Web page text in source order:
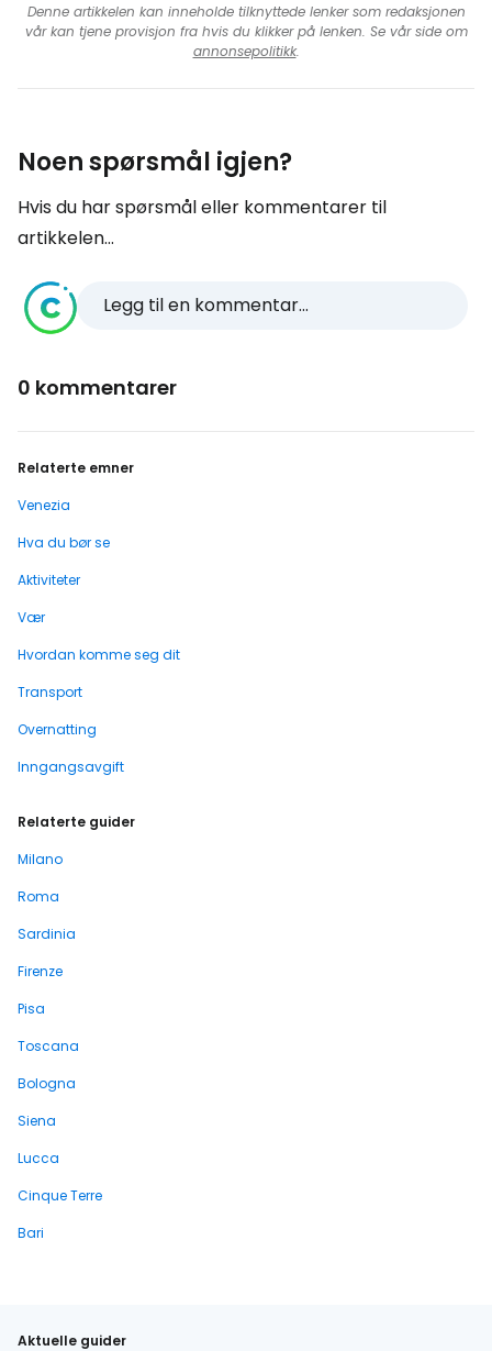
Denne artikkelen kan inneholde tilknyttede lenker som redaksjonen
vår kan tjene provisjon fra hvis du klikker på lenken. Se vår side om
annonsepolitikk.
Noen spørsmål igjen?
Hvis du har spørsmål eller kommentarer til
artikkelen...
Legg til en kommentar...
0 kommentarer
Relaterte emner
Venezia
Hva du bør se
Aktiviteter
Vær
Hvordan komme seg dit
Transport
Overnatting
Inngangsavgift
Relaterte guider
Milano
Roma
Sardinia
Firenze
Pisa
Toscana
Bologna
Siena
Lucca
Cinque Terre
Bari
Aktuelle guider